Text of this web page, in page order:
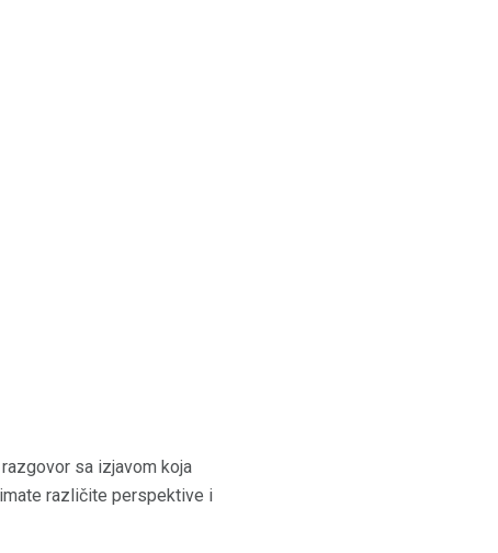
sa izjavom koja
različite perspektive i